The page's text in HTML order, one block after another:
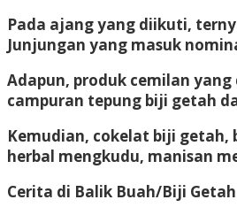
Pada ajang yang diikuti,
Junjungan yang masuk
Adapun, produk cemilan
campuran tepung biji getah
Kemudian, cokelat biji getah,
herbal mengkudu, manisan
Cerita di Balik Buah/Biji Getah